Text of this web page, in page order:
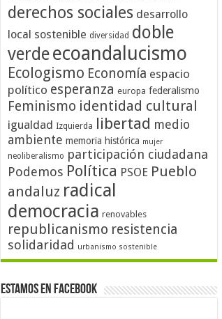
derechos sociales desarrollo
local sostenible diversidad doble
verdeecoandalucismo
Ecologismo Economía espacio
político esperanza europa federalismo
Feminismo identidad cultural
igualdad Izquierda libertad medio
ambiente memoria histórica mujer
neoliberalismo participación ciudadana
Podemos Política PSOE Pueblo
andaluz radical
democracia renovables
republicanismo resistencia
solidaridad urbanismo sostenible
Estamos en Facebook